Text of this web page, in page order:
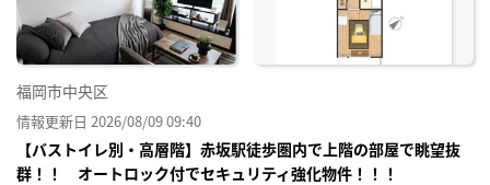
福岡市中央区
情報更新日 2026/08/09 09:40
【バストイレ別・高層階】赤坂駅徒歩圏内で上階の部屋で眺望抜
群！！ オートロック付でセキュリティ強化物件！！！